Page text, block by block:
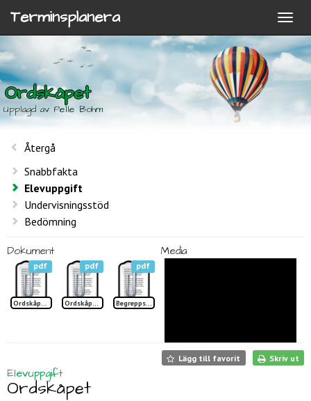
Terminsplanera
Ordskåpet
Upplagd av Pelle Bohm
Återgå
Snabbfakta
Elevuppgift
Undervisningsstöd
Bedömning
Dokument
pdf
Ordskåpet sid 1 TP
pdf
Ordskåpet sid 2 TP
pdf
Begreppslista Ordskåpet TP
Media
Lägg till favorit Skriv ut
Elevuppgift
Ordskåpet